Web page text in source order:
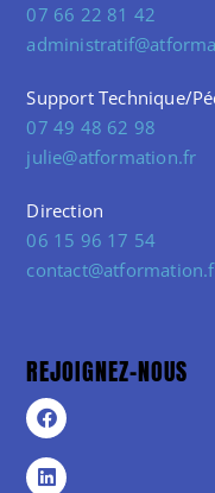
07 66 22 81 42
Support Technique/
07 49 48 62 98
julie@atformation.fr
Direction
06 15 96 17 54
REJOIGNEZ-NOUS